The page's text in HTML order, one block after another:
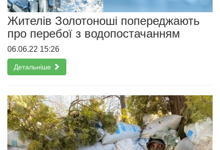
Жителів Золотоноші попереджають
про перебої з водопостачанням
06.06.22 15:26
Детальніше